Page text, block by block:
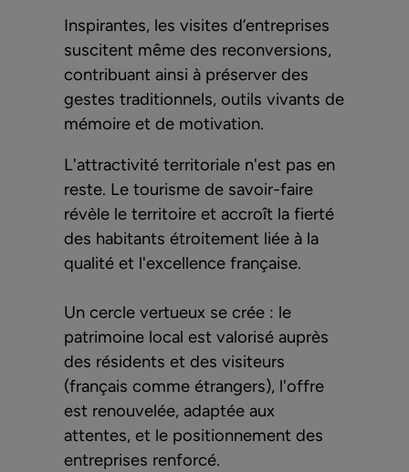
Inspirantes, les visites d’entreprises
suscitent même des reconversions,
contribuant ainsi à préserver des
gestes traditionnels, outils vivants de
mémoire et de motivation.
L'attractivité territoriale n'est pas en
reste. Le tourisme de savoir-faire
révèle le territoire et accroît la fierté
des habitants étroitement liée à la
qualité et l'excellence française.
Un cercle vertueux se crée : le
patrimoine local est valorisé auprès
des résidents et des visiteurs
(français comme étrangers), l'offre
est renouvelée, adaptée aux
attentes, et le positionnement des
entreprises renforcé.